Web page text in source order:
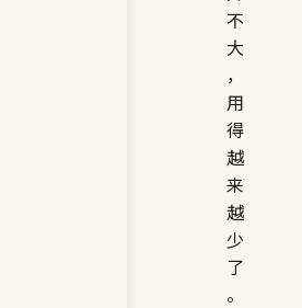
不
大
，
用
得
越
来
越
少
了
。